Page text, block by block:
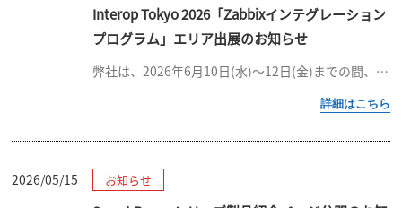
Interop Tokyo 2026「Zabbixインテグレーション
プログラム」エリア出展のお知らせ
弊社は、2026年6月10日(水)～12日(金)までの間、幕張メッセにて開催されますInterop Tokyo 2026「Zabbixインテグレーションプログラム」エリアに出展致します。 展示ブースでは、以下製品について […]
2026/05/15 お知らせ